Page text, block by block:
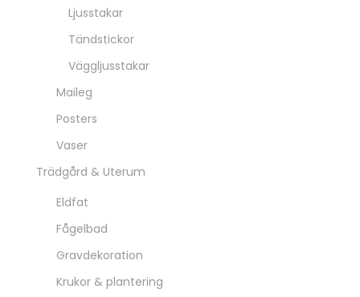
Ljusstakar
Tändstickor
Väggljusstakar
Maileg
Posters
Vaser
Trädgård & Uterum
Eldfat
Fågelbad
Gravdekoration
Krukor & plantering